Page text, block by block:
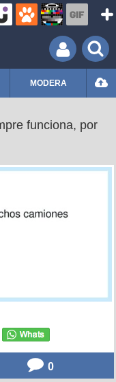
MODERA
funciona, por
0